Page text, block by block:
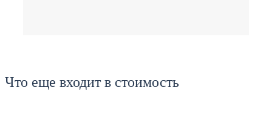
Что еще входит в стоимость